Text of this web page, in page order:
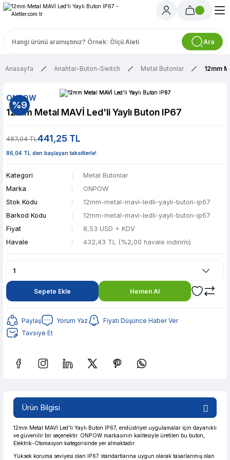
Ara
Anasayfa Anahtar-Buton-Switch Metal Butonlar 12mm
%9
ONPOW
12mm Metal MAVİ Led'li Yaylı Buton IP67
487,04 TL441,25 TL
86,04 TL den başlayan taksitlerle!
Kategori
Metal Butonlar
Marka
ONPOW
Stok Kodu
12mm-metal-mavi-ledli-yayli-buton-ip67
Barkod Kodu
12mm-metal-mavi-ledli-yayli-buton-ip67
Fiyat
8,53 USD + KDV
Havale
432,43 TL (%2,00 havale indirimi)
Sepete Ekle Hemen Al
Paylaş Yorum Yaz
Fiyatı Düşünce Haber Ver
Tavsiye Et
Güvenilir Alışveriş 86,04 TL den başlayan taksitlerle! x 9 %2 İndirim
Ürün Bilgisi
12mm Metal MAVİ Led'li Yaylı Buton IP67, endüstriyel uygulamalar için dayanıklı
ve güvenilir bir seçenektir. ONPOW markasının kalitesiyle üretilen bu buton,
Elektrik-Otomasyon kategorisinde yer almaktadır.
Yüksek koruma seviyesi olan IP67 standartlarına uygun olarak tasarlanmış olan